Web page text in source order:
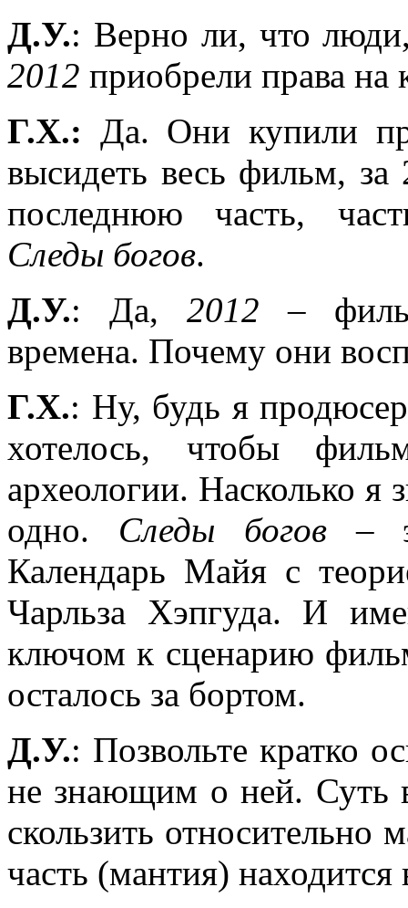
Д.У.: Верно ли, что
2012 приобрели права на
Г.Х.: Да. Они купили
высидеть весь фильм,
последнюю часть,
Следы богов.
Д.У.: Да, 2012 –
времена. Почему они
Г.Х.: Ну, будь я
хотелось, чтобы
археологии. Насколько я
одно. Следы богов–
Календарь Майя с
Чарльза Хэпгуда. И
ключом к сценарию
осталось за бортом.
Д.У.: Позвольте кратко
не знающим о ней. Суть
скользить относительно
часть (мантия)